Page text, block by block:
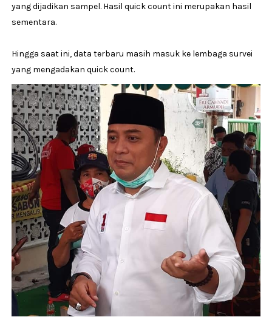
yang dijadikan sampel. Hasil quick count ini merupakan hasil
sementara.
Hingga saat ini, data terbaru masih masuk ke lembaga survei
yang mengadakan quick count.